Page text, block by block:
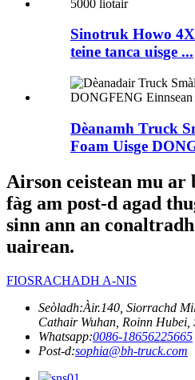
Sinotruk Howo
teine ​​​​tanca uisge ...
Dèanamh Truck
Foam Uisge
Airson ceistean mu
fàg am post-d agad
sinn ann an
uairean.
FIOSRACHADH A-NIS
Seòladh:Àir.140, Siorrachd
Cathair Wuhan, Roinn Hubei,
Whatsapp:0086-18656225665
Post-d:sophia@bh-truck.com